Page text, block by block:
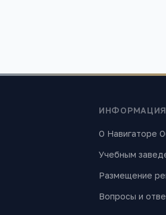
ИНФОРМАЦИЯ
О Навигаторе
Учебным
Размещение
Вопросы и